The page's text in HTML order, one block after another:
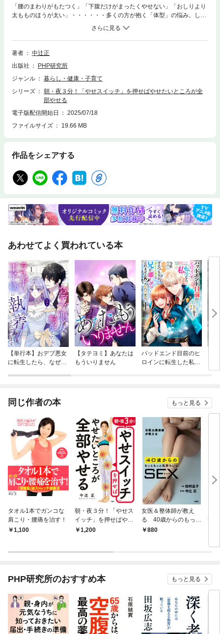
「腰のまわりがもたつく」「下腹だけがまったくやせない」「おしりより
太もものほうが太い」・・・・・・多くの方が抱く「体型」の悩み。しか
し、みなさんが「太っている」と思っているのは、実は「水分が溜まって
しまっている状態」であるということ、つまり「むくみ」が太りの原因で
す。そこで、本書では「RD深層リンパドレナージ」を通して、むくみの
原因となるリンパの滞りを解消していく方法を紹介します。体の深層部に
を根本から解決することで、太りにくい体をつくりましょう。
著者
中辻正
出版社
PHP研究所
ジャンル
暮らし・健康・子育て
シリーズ
朝・夜３分！「やせスイッチ」を押せばやせたいところが全
部やせる
電子版配信開始日
2025/07/18
ファイルサイズ
19.66 MB
作品をシェアする
あわせてよく買われている本
【単行本】おデブ悪女
に転生したら、なぜか
【タテヨミ】あなたは
もういりません
バッドエンド目前のヒ
ロインに転生した私、
同じ作者の本 もっと見る
タオル1本でガンコな
肩こり・腰痛を治す！
1,100
朝・夜３分！「やせス
イッチ」を押せばやせ
たいところが全部やせ
1,200
女医＆整体師が教え
る 40歳からのもっと
もっと気持ちいいＳＥ
880
す
PHP研究所のおすすめ本 もっと見る